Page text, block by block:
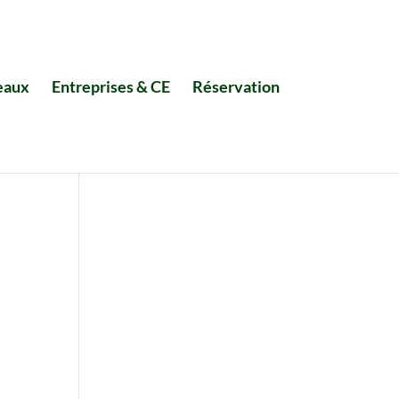
Entreprises & CE Réservation